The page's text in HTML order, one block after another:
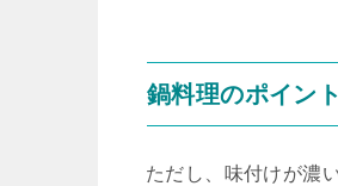
鍋料理のポイント
ただし、味付けが濃